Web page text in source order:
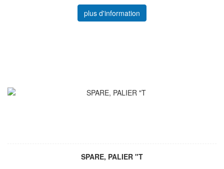
plus d'information
SPARE, PALIER "T